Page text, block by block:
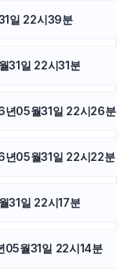
일 22시39분
31일 22시31분
년05월31일 22시26분
년05월31일 22시22분
31일 22시17분
05월31일 22시14분